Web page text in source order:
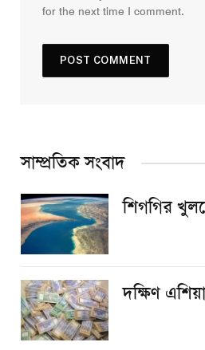
for the next time I comment.
সাম্প্রতিক সংবাদ
শিগগির
দক্ষিণ